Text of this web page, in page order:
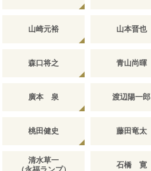
山崎元裕 山本晋也
森口将之 青山尚暉
廣本 泉 渡辺陽一郎
桃田健史 藤田竜太
清水草一
石橋 寛